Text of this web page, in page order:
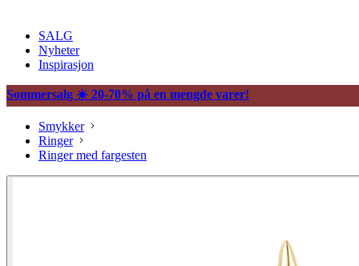
SALG
Nyheter
Inspirasjon
Sommersalg ☀️ 20-70% på en mengde varer!
Smykker
Ringer
Ringer med fargesten